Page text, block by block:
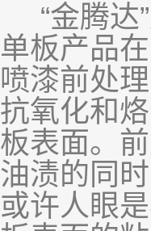
“金腾达
单板产品
喷漆前处
抗氧化和
板表面。
油渍的同
或许人眼